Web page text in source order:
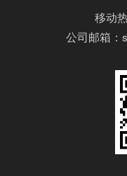
移动
公司邮箱：